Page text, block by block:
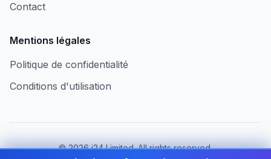
Contact
Mentions légales
Politique de confidentialité
Conditions d'utilisation
©2026i24 Limited. All rights reserved.